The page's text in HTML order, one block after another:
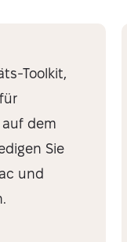
Toolkit,
dem
Sie
und